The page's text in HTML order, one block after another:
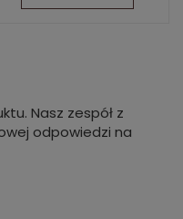
Nasz zespół z
odpowiedzi na